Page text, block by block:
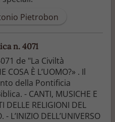
Pietrobon
n. 4071
de "La Civiltà
COSA È L’UOMO?» . Il
della Pontificia
- CANTI, MUSICHE E
DELLE RELIGIONI DEL
- L’INIZIO DELL’UNIVERSO